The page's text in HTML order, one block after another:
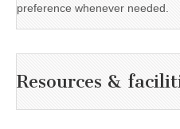
preference whenever needed.
Resources &